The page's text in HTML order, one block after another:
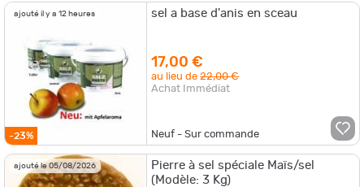
ajouté il y a 12 heures
-23%
sel a base d'anis en sceau
17,00 €
au lieu de22,00 €
Achat Immédiat
Neuf - Sur commande
ajouté le 05/08/2026
Pierre à sel spéciale Maïs/sel
(Modèle: 3 Kg)